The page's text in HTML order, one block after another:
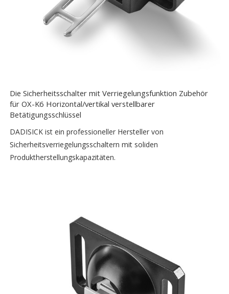
Die Sicherheitsschalter mit Verriegelungsfunktion Zubehör
für OX-K6 Horizontal/vertikal verstellbarer
Betätigungsschlüssel
DADISICK ist ein professioneller Hersteller von
Sicherheitsverriegelungsschaltern mit soliden
Produktherstellungskapazitäten.